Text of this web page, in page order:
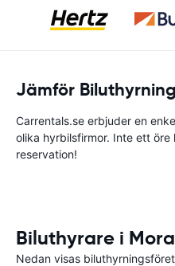
Jämför Biluthyrning
Carrentals.se erbjuder en
olika hyrbilsfirmor. Inte ett
reservation!
Biluthyrare i
Nedan visas